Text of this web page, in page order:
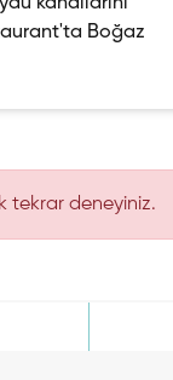
Boğaz
tekrar deneyiniz.